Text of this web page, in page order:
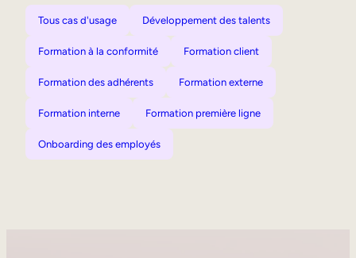
Tous cas d'usage Développement des talents
Formation à la conformité Formation client
Formation des adhérents Formation externe
Formation interne Formation première ligne
Onboarding des employés